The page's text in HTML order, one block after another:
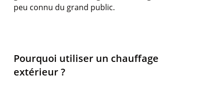
peu connu du grand public.
Pourquoi utiliser un chauffage
extérieur ?